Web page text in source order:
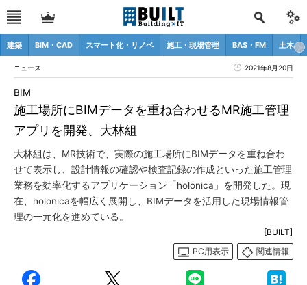
建築 BIM・CAD スマート化・リノベ 施工・現場管理 BAS・FM 土木
ニュース 2021年8月20日
施工場所にBIMデータを重ね合わせるMR施工管理
アプリを開発、大林組
BIM
大林組は、MR技術で、実際の施工場所にBIMデータを重ね合わ
せて表示し、設計情報の確認や検査記録の作成といった施工管理
業務を効率化するアプリケーション「holonica」を開発した。現
在、holonicaを幅広く展開し、BIMデータを活用した現場情報管
理の一元化を進めている。
[BUILT]
PC用表示
関連情報